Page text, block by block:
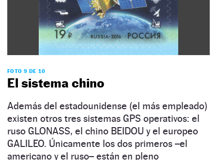
FOTO 9 DE 10
El sistema chino
Además del estadounidense (el más empleado)
existen otros tres sistemas GPS operativos: el
ruso GLONASS, el chino BEIDOU y el europeo
GALILEO. Únicamente los dos primeros –el
americano y el ruso– están en pleno